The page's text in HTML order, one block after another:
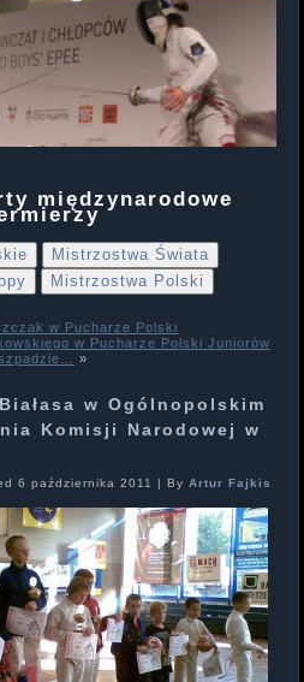
międzynarodowe
Mistrzostwa Świata
Mistrzostwa Polski
w Pucharze Polski
w Pucharze Polski Juniorów
»
w Ogólnopolskim
Komisji Narodowej w
6 października 2011 | By Artur Fajkis